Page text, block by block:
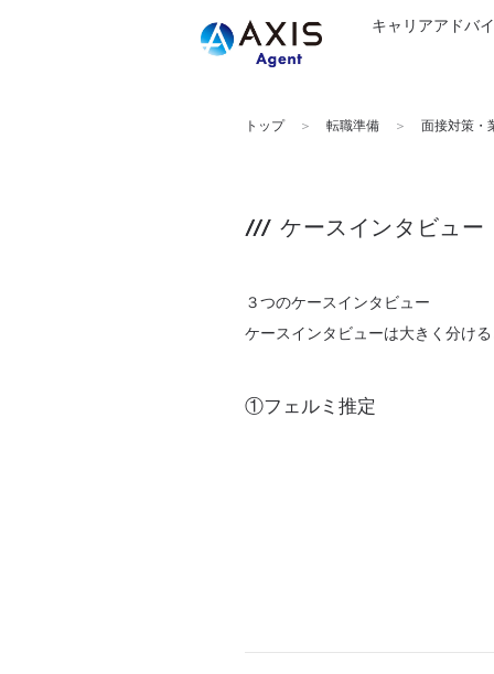
キャリアアドバ
トップ 転職準備 面接対策・
ケースインタビュー
３つのケースインタビュー
ケースインタビューは大きく分け
①フェルミ推定